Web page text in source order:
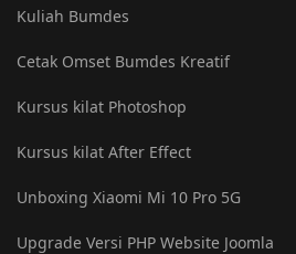
Kuliah Bumdes
Cetak Omset Bumdes Kreatif
Kursus kilat Photoshop
Kursus kilat After Effect
Unboxing Xiaomi Mi 10 Pro 5G
Upgrade Versi PHP Website Joomla